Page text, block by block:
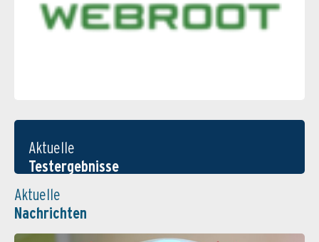
Aktuelle
Testergebnisse
Aktuelle
Nachrichten